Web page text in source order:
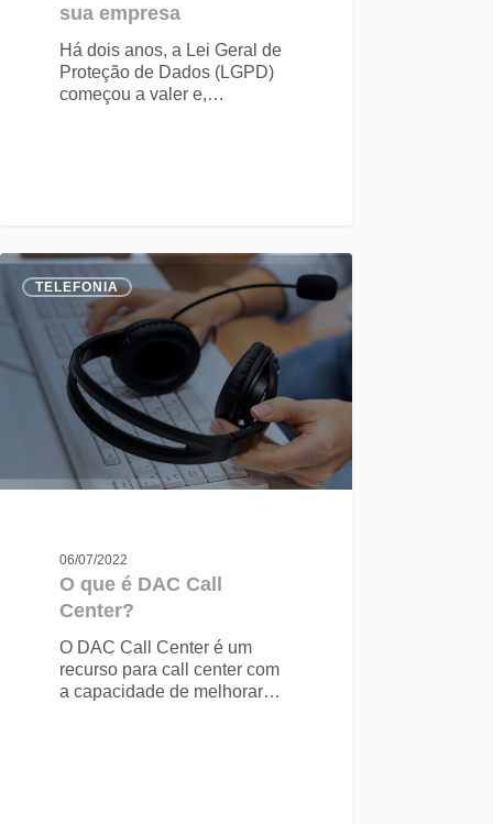
sua empresa
Há dois anos, a Lei Geral de
Proteção de Dados (LGPD)
começou a valer e,…
TELEFONIA
06/07/2022
O que é DAC Call
Center?
O DAC Call Center é um
recurso para call center com
a capacidade de melhorar…